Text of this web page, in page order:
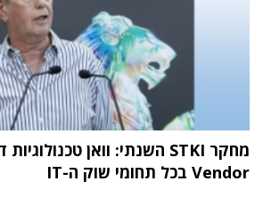
Vendor בכל תחומי שוק ה-IT